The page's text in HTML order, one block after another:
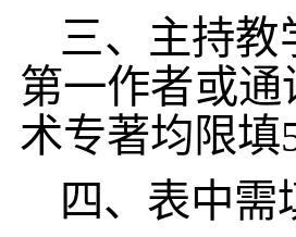
三、主持教
第一作者或
术专著均限填
四、表中